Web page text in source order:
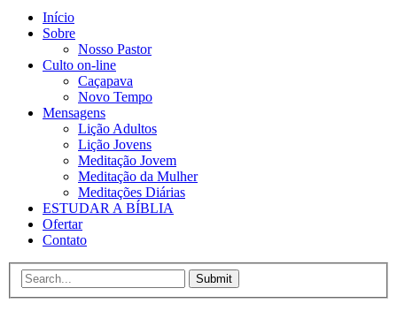
Início
Sobre
Nosso Pastor
Culto on-line
Caçapava
Novo Tempo
Mensagens
Lição Adultos
Lição Jovens
Meditação Jovem
Meditação da Mulher
Meditações Diárias
ESTUDAR A BÍBLIA
Ofertar
Contato
Submit